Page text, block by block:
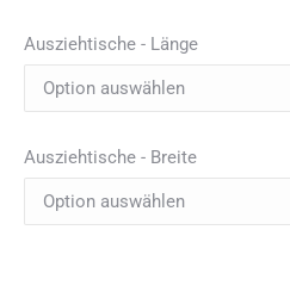
Ausziehtische - Länge
Ausziehtische - Breite